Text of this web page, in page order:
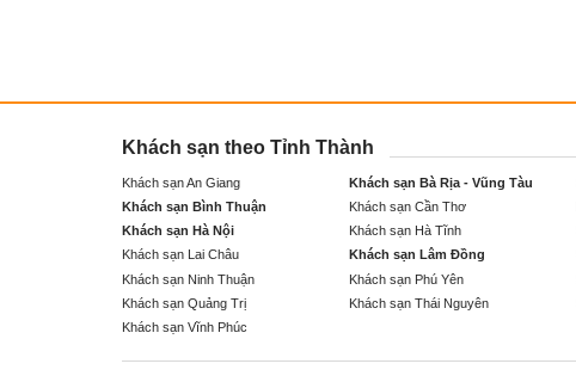
Khách sạn theo Tỉnh Thành
Khách sạn An Giang Khách sạn Bà Rịa - Vũng Tàu
Khách sạn Bình Thuận
Khách sạn Cần Thơ
Khách sạn Hà Nội
Khách sạn Hà Tĩnh
Khách sạn Lai Châu
Khách sạn Lâm Đồng
Khách sạn Ninh Thuận
Khách sạn Phú Yên
Khách sạn Quảng Trị
Khách sạn Thái Nguyên
Khách sạn Vĩnh Phúc